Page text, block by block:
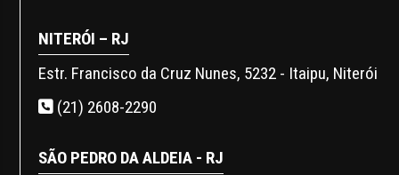
NITERÓI – RJ
Estr. Francisco da Cruz Nunes, 5232 - Itaipu, Niterói
(21) 2608-2290
SÃO PEDRO DA ALDEIA - RJ